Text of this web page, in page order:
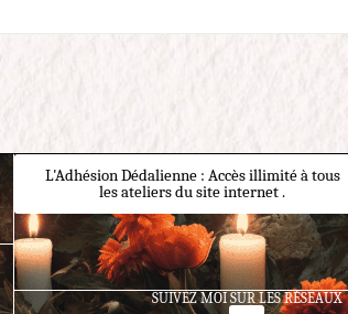
L'Adhésion Dédalienne : Accès illimité à tous
les ateliers du site internet .
SUIVEZ MOI SUR LES RÉSEAUX